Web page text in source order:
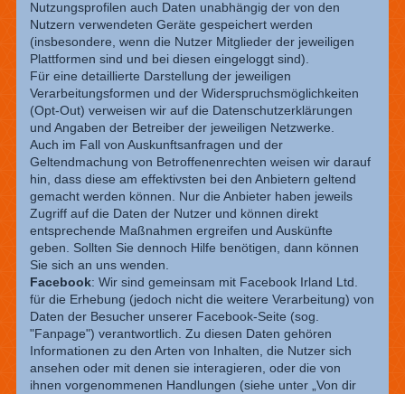
Nutzungsprofilen auch Daten unabhängig der von den
Nutzern verwendeten Geräte gespeichert werden
(insbesondere, wenn die Nutzer Mitglieder der jeweiligen
Plattformen sind und bei diesen eingeloggt sind).
Für eine detaillierte Darstellung der jeweiligen
Verarbeitungsformen und der Widerspruchsmöglichkeiten
(Opt-Out) verweisen wir auf die Datenschutzerklärungen
und Angaben der Betreiber der jeweiligen Netzwerke.
Auch im Fall von Auskunftsanfragen und der
Geltendmachung von Betroffenenrechten weisen wir darauf
hin, dass diese am effektivsten bei den Anbietern geltend
gemacht werden können. Nur die Anbieter haben jeweils
Zugriff auf die Daten der Nutzer und können direkt
entsprechende Maßnahmen ergreifen und Auskünfte
geben. Sollten Sie dennoch Hilfe benötigen, dann können
Sie sich an uns wenden.
Facebook: Wir sind gemeinsam mit Facebook Irland Ltd.
für die Erhebung (jedoch nicht die weitere Verarbeitung) von
Daten der Besucher unserer Facebook-Seite (sog.
"Fanpage") verantwortlich. Zu diesen Daten gehören
Informationen zu den Arten von Inhalten, die Nutzer sich
ansehen oder mit denen sie interagieren, oder die von
ihnen vorgenommenen Handlungen (siehe unter „Von dir